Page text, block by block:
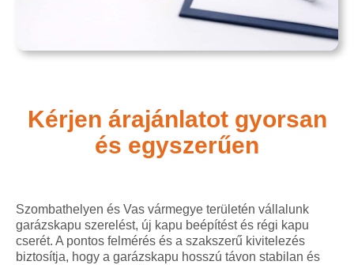
Kérjen árajánlatot gyorsan
és egyszerűen
Szombathelyen és Vas vármegye területén vállalunk
garázskapu szerelést, új kapu beépítést és régi kapu
cserét. A pontos felmérés és a szakszerű kivitelezés
biztosítja, hogy a garázskapu hosszú távon stabilan és